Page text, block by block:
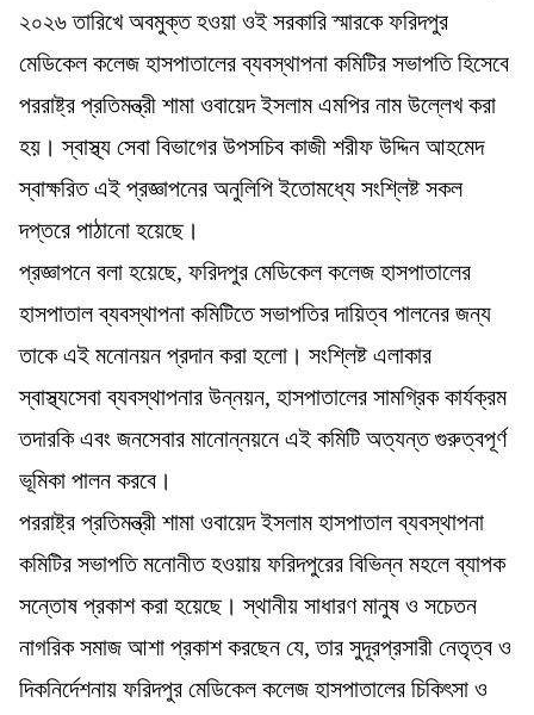
২০২৬ তারিখে অবমুক্ত হওয়া ওই সরকারি স্মারকে ফরিদপুর
মেডিকেল কলেজ হাসপাতালের ব্যবস্থাপনা কমিটির সভাপতি হিসেবে
পররাষ্ট্র প্রতিমন্ত্রী শামা ওবায়েদ ইসলাম এমপির নাম উল্লেখ করা
হয়। স্বাস্থ্য সেবা বিভাগের উপসচিব কাজী শরীফ উদ্দিন আহমেদ
স্বাক্ষরিত এই প্রজ্ঞাপনের অনুলিপি ইতোমধ্যে সংশ্লিষ্ট সকল
দপ্তরে পাঠানো হয়েছে।
​প্রজ্ঞাপনে বলা হয়েছে, ফরিদপুর মেডিকেল কলেজ হাসপাতালের
হাসপাতাল ব্যবস্থাপনা কমিটিতে সভাপতির দায়িত্ব পালনের জন্য
তাকে এই মনোনয়ন প্রদান করা হলো। সংশ্লিষ্ট এলাকার
স্বাস্থ্যসেবা ব্যবস্থাপনার উন্নয়ন, হাসপাতালের সামগ্রিক কার্যক্রম
তদারকি এবং জনসেবার মানোন্নয়নে এই কমিটি অত্যন্ত গুরুত্বপূর্ণ
ভূমিকা পালন করবে।
​পররাষ্ট্র প্রতিমন্ত্রী শামা ওবায়েদ ইসলাম হাসপাতাল ব্যবস্থাপনা
কমিটির সভাপতি মনোনীত হওয়ায় ফরিদপুরের বিভিন্ন মহলে ব্যাপক
সন্তোষ প্রকাশ করা হয়েছে। স্থানীয় সাধারণ মানুষ ও সচেতন
নাগরিক সমাজ আশা প্রকাশ করছেন যে, তার সুদূরপ্রসারী নেতৃত্ব ও
দিকনির্দেশনায় ফরিদপুর মেডিকেল কলেজ হাসপাতালের চিকিৎসা ও